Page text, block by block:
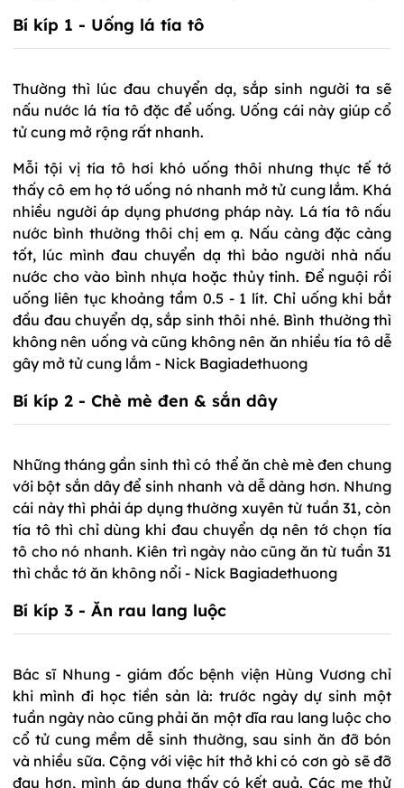
Bí kíp 1 - Uống lá tía tô
Thường thì lúc đau chuyển dạ, sắp sinh người ta sẽ
nấu nước lá tía tô đặc để uống. Uống cái này giúp cổ
tử cung mở rộng rất nhanh.
Mỗi tội vị tía tô hơi khó uống thôi nhưng thực tế tớ
thấy cô em họ tớ uống nó nhanh mở tử cung lắm. Khá
nhiều người áp dụng phương pháp này. Lá tía tô nấu
nước bình thường thôi chị em ạ. Nấu càng đặc càng
tốt, lúc mình đau chuyển dạ thì bảo người nhà nấu
nước cho vào bình nhựa hoặc thủy tinh. Để nguội rồi
uống liên tục khoảng tầm 0.5 - 1 lít. Chỉ uống khi bắt
đầu đau chuyển dạ, sắp sinh thôi nhé. Bình thường thì
không nên uống và cũng không nên ăn nhiều tía tô dễ
gây mở tử cung lắm - Nick Bagiadethuong
Bí kíp 2 - Chè mè đen & sắn dây
Những tháng gần sinh thì có thể ăn chè mè đen chung
với bột sắn dây để sinh nhanh và dễ dàng hơn. Nhưng
cái này thì phải áp dụng thường xuyên từ tuần 31, còn
tía tô thì chỉ dùng khi đau chuyển dạ nên tớ chọn tía
tô cho nó nhanh. Kiên trì ngày nào cũng ăn từ tuần 31
thì chắc tớ ăn không nổi - Nick Bagiadethuong
Bí kíp 3 - Ăn rau lang luộc
Bác sĩ Nhung - giám đốc bệnh viện Hùng Vương chỉ
khi mình đi học tiền sản là: trước ngày dự sinh một
tuần ngày nào cũng phải ăn một dĩa rau lang luộc cho
cổ tử cung mềm dễ sinh thường, sau sinh ăn đỡ bón
và nhiều sữa. Cộng với việc hít thở khi có cơn gò sẽ đỡ
đau hơn, mình áp dụng thấy có kết quả. Các mẹ thử